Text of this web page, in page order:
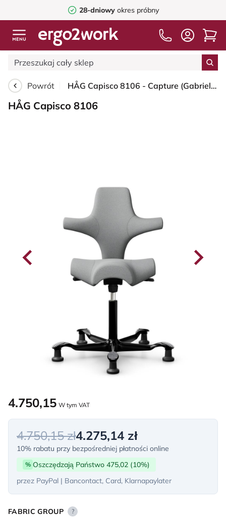
28-dniowy okres próbny
Powrót HÅG Capisco 8106 - Capture (Gabriel) - Wełna / Poliamid - CPT4102 - Light grey - Black - 265 mm (seat height 53-79cm) - Glides
HÅG Capisco 8106
4.750,15 W tym VAT
4.750,15 zł4.275,14 zł
10% rabatu przy bezpośredniej płatności online
% Oszczędzają Państwo 475,02 (10%)
przez PayPal | Bancontact, Card, Klarnapaylater
FABRIC GROUP ?